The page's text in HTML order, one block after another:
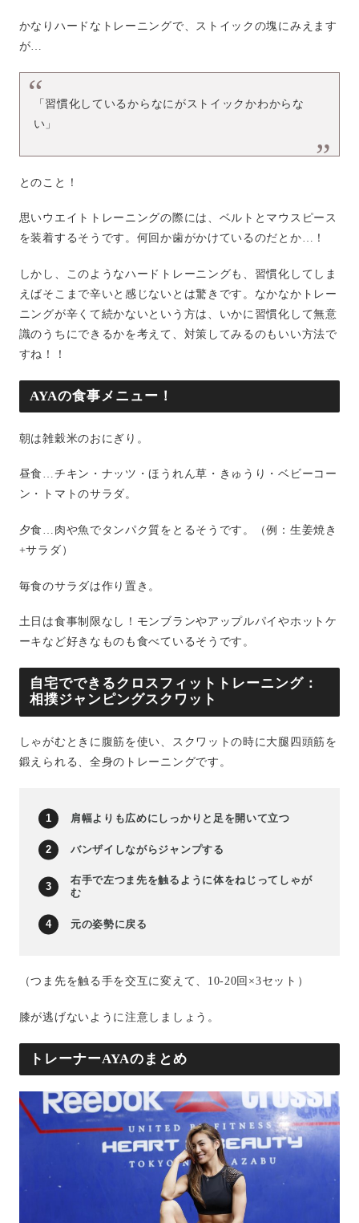
かなりハードなトレーニングで、ストイックの塊にみえます
が…
「習慣化しているからなにがストイックかわからな
い」
とのこと！
思いウエイトトレーニングの際には、ベルトとマウスピース
を装着するそうです。何回か歯がかけているのだとか…！
しかし、このようなハードトレーニングも、習慣化してしま
えばそこまで辛いと感じないとは驚きです。なかなかトレー
ニングが辛くて続かないという方は、いかに習慣化して無意
識のうちにできるかを考えて、対策してみるのもいい方法で
すね！！
AYAの食事メニュー！
朝は雑穀米のおにぎり。
昼食…チキン・ナッツ・ほうれん草・きゅうり・ベビーコー
ン・トマトのサラダ。
夕食…肉や魚でタンパク質をとるそうです。（例：生姜焼き
+サラダ）
毎食のサラダは作り置き。
土日は食事制限なし！モンブランやアップルパイやホットケ
ーキなど好きなものも食べているそうです。
自宅でできるクロスフィットトレーニング：
相撲ジャンピングスクワット
しゃがむときに腹筋を使い、スクワットの時に大腿四頭筋を
鍛えられる、全身のトレーニングです。
肩幅よりも広めにしっかりと足を開いて立つ
バンザイしながらジャンプする
右手で左つま先を触るように体をねじってしゃが
む
元の姿勢に戻る
（つま先を触る手を交互に変えて、10-20回×3セット）
膝が逃げないように注意しましょう。
トレーナーAYAのまとめ